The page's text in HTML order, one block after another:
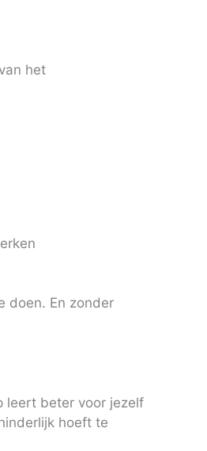
het
doen. En zonder
leert beter voor jezelf
hoeft te